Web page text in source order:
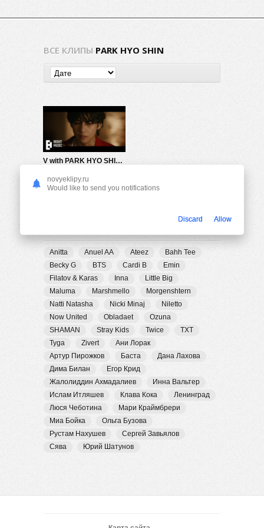
ВСЕ КЛИПЫ PARK HYO SHIN
V with PARK HYO SHIN — Winter Ahead
Anitta Anuel AA Ateez
Bahh Tee
Becky G
BTS Cardi B
Emin
Filatov & Karas
Inna
Little Big
Maluma
Marshmello
Morgenshtern
Natti Natasha
Nicki Minaj
Niletto
Now United
Obladaet
Ozuna
SHAMAN
Stray Kids Twice
TXT
Tyga
Zivert
Ани Лорак
Артур Пирожков
Баста
Дана Лахова
Дима Билан
Егор Крид
Жалолиддин Ахмадалиев
Инна Вальтер
Ислам Итляшев
Клава Кока
Ленинград
Люся Чеботина
Мари Краймбрери
Миа Бойка
Ольга Бузова
Рустам Нахушев
Сергей Завьялов
Сява
Юрий Шатунов
novyeklipy.ru
Would like to send you notifications
Discard Allow